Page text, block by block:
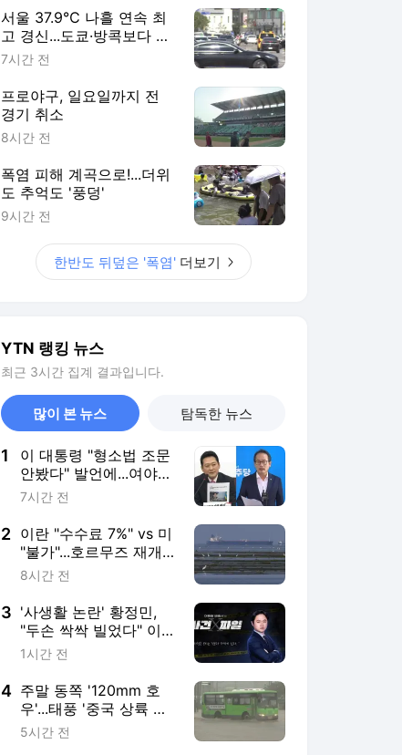
서울 37.9℃ 나흘 연속 최
고 경신...도쿄·방콕보다 덥
다
7시간 전
프로야구, 일요일까지 전
경기 취소
8시간 전
폭염 피해 계곡으로!...더위
도 추억도 '풍덩'
9시간 전
한반도 뒤덮은 '폭염' 더보기
YTN 랭킹 뉴스
최근 3시간 집계 결과입니다.
많이 본 뉴스 탐독한 뉴스
1
이 대통령 "형소법 조문
안봤다" 발언에...여야
설전 격화
7시간 전
2 이란 "수수료 7%" vs 미
"불가"...호르무즈 재개
방 막판 진통
8시간 전
3 '사생활 논란' 황정민,
"두손 싹싹 빌었다" 이유
는? [사건X파일]
1시간 전
4 주말 동쪽 '120mm 호
우'...태풍 '중국 상륙 뒤'
변수
5시간 전